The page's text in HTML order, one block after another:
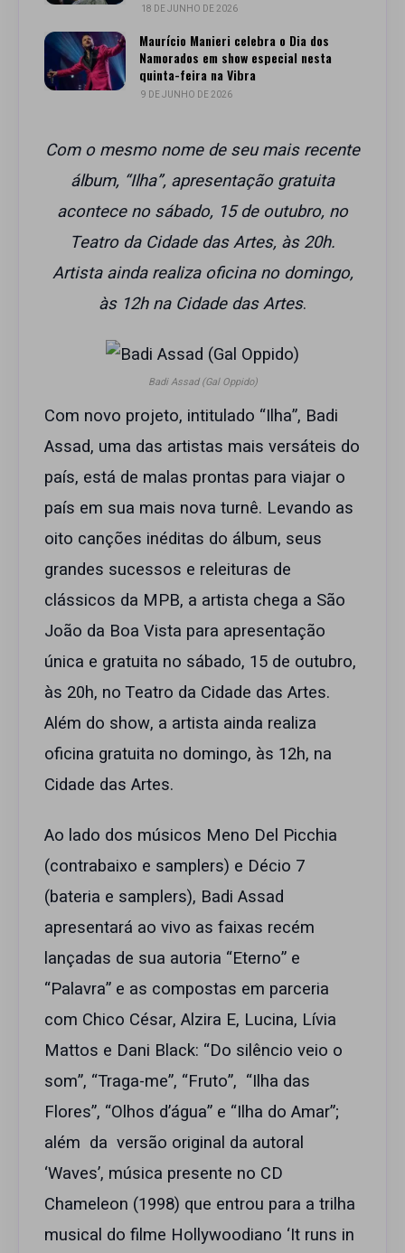
18 DE JUNHO DE 2026
Maurício Manieri celebra o Dia dos
Namorados em show especial nesta
quinta-feira na Vibra
9 DE JUNHO DE 2026
Com o mesmo nome de seu mais recente
álbum, “Ilha”, apresentação gratuita
acontece no sábado, 15 de outubro, no
Teatro da Cidade das Artes, às 20h.
Artista ainda realiza oficina no domingo,
às 12h na Cidade das Artes.
Badi Assad (Gal Oppido)
Com novo projeto, intitulado “Ilha”, Badi
Assad, uma das artistas mais versáteis do
país, está de malas prontas para viajar o
país em sua mais nova turnê. Levando as
oito canções inéditas do álbum, seus
grandes sucessos e releituras de
clássicos da MPB, a artista chega a São
João da Boa Vista para apresentação
única e gratuita no sábado, 15 de outubro,
às 20h, no Teatro da Cidade das Artes.
Além do show, a artista ainda realiza
oficina gratuita no domingo, às 12h, na
Cidade das Artes.
Ao lado dos músicos Meno Del Picchia
(contrabaixo e samplers) e Décio 7
(bateria e samplers), Badi Assad
apresentará ao vivo as faixas recém
lançadas de sua autoria “Eterno” e
“Palavra” e as compostas em parceria
com Chico César, Alzira E, Lucina, Lívia
Mattos e Dani Black: “Do silêncio veio o
som”, “Traga-me”, “Fruto”, “Ilha das
Flores”, “Olhos d’água” e “Ilha do Amar”;
além da versão original da autoral
‘Waves’, música presente no CD
Chameleon (1998) que entrou para a trilha
musical do filme Hollywoodiano ‘It runs in